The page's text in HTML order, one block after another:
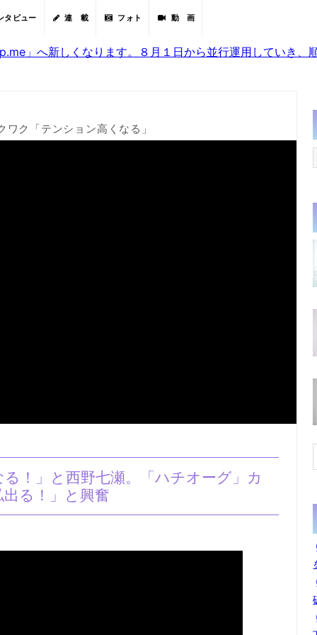
タビュー 連 載 フォト 動 画
」へ新しくなります。８月１日から並行運用していき、
ク「テンション高くなる」
！」と西野七瀬。「ハチオーグ」カ
る！」と興奮